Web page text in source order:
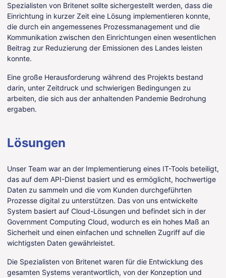
Spezialisten von Britenet sollte sichergestellt werden, dass die
Einrichtung in kurzer Zeit eine Lösung implementieren konnte,
die durch ein angemessenes Prozessmanagement und die
Kommunikation zwischen den Einrichtungen einen wesentlichen
Beitrag zur Reduzierung der Emissionen des Landes leisten
konnte.
Eine große Herausforderung während des Projekts bestand
darin, unter Zeitdruck und schwierigen Bedingungen zu
arbeiten, die sich aus der anhaltenden Pandemie Bedrohung
ergaben.
Lösungen
Unser Team war an der Implementierung eines IT-Tools beteiligt,
das auf dem API-Dienst basiert und es ermöglicht, hochwertige
Daten zu sammeln und die vom Kunden durchgeführten
Prozesse digital zu unterstützen. Das von uns entwickelte
System basiert auf Cloud-Lösungen und befindet sich in der
Government Computing Cloud, wodurch es ein hohes Maß an
Sicherheit und einen einfachen und schnellen Zugriff auf die
wichtigsten Daten gewährleistet.
Die Spezialisten von Britenet waren für die Entwicklung des
gesamten Systems verantwortlich, von der Konzeption und